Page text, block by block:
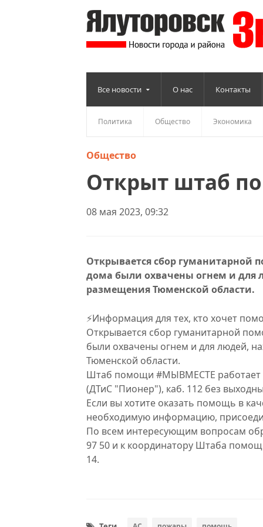
Все новости О нас Контакты
Политика Общество Экономика
Общество
Открыт штаб
08 мая 2023, 09:32
Открывается сбор гуманитарной
дома были охвачены огнем и для
размещения Тюменской области.
⚡Информация для тех, кто хочет
Открывается сбор гуманитарной
были охвачены огнем и для людей,
Тюменской области.
Штаб помощи #МЫВМЕСТЕ работает
(ДТиС "Пионер"), каб. 112 без
Если вы хотите оказать помощь в
необходимую информацию,
По всем интересующим вопросам
97 50 и к координатору Штаба
14.